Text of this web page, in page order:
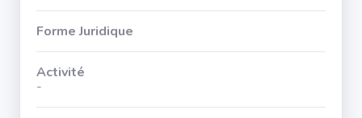
Forme Juridique
Activité
-